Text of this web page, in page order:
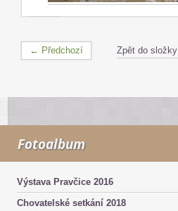
← Předchozí Zpět do složky
Fotoalbum
Výstava Pravčice 2016
Chovatelské setkání 2018